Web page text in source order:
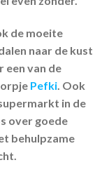
de moeite
naar de kust
een van de
Pefki. Ook
in de
over goede
behulpzame